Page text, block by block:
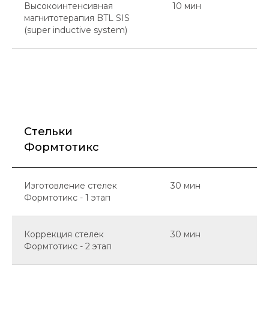
Высокоинтенсивная
магнитотерапия BTL SIS
(super inductive system)
10 мин
Cтельки
Формтотикс
Изготовление стелек
Формтотикс - 1 этап
30 мин
Коррекция стелек
Формтотикс - 2 этап
30 мин